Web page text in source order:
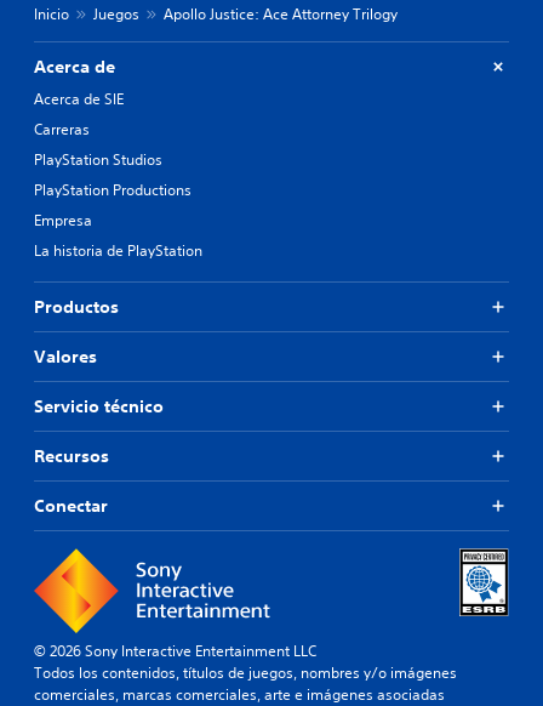
Inicio Juegos Apollo Justice: Ace Attorney Trilogy
Acerca de
Acerca de SIE
Carreras
PlayStation Studios
PlayStation Productions
Empresa
La historia de PlayStation
Productos
Valores
Servicio técnico
Recursos
Conectar
© 2026 Sony Interactive Entertainment LLC
Todos los contenidos, títulos de juegos, nombres y/o imágenes
comerciales, marcas comerciales, arte e imágenes asociadas